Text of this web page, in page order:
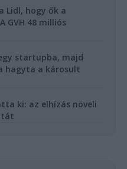
Lidl, hogy ők a
GVH 48 milliós
startupba, majd
hagyta a károsult
ki: az elhízás növeli